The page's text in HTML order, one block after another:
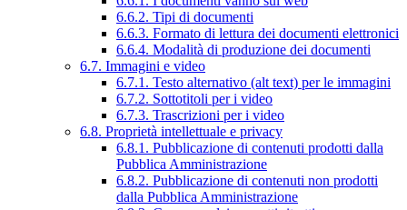
6.6.2. Tipi di documenti
6.6.3. Formato di lettura dei documenti elettronici
6.6.4. Modalità di produzione dei documenti
6.7. Immagini e video
6.7.1. Testo alternativo (alt text) per le immagini
6.7.2. Sottotitoli per i video
6.7.3. Trascrizioni per i video
6.8. Proprietà intellettuale e privacy
6.8.1. Pubblicazione di contenuti prodotti dalla
Pubblica Amministrazione
6.8.2. Pubblicazione di contenuti non prodotti
dalla Pubblica Amministrazione